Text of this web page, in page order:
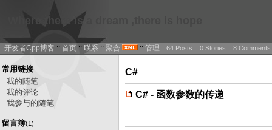
Where there is a dream ,there is hope
开发者Cpp博客 :: 首页 :: 联系 :: 聚合 :: 管理 64 Posts :: 0 Stories :: 8
常用链接
我的随笔
我的评论
我参与的随笔
留言簿(1)
C#
C# - 函数参数的传递